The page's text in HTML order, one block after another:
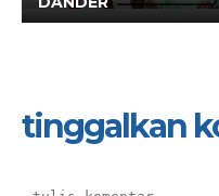
tinggalkan